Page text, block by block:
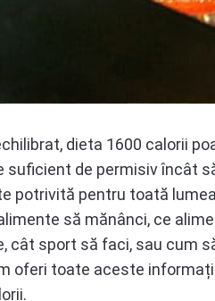
dieta 1600 calorii
de permisiv încât
potrivită pentru toată
să mănânci, ce
sport să faci, sau cum
oferi toate aceste